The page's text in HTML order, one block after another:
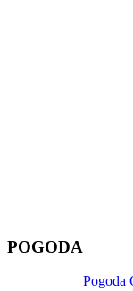
POGODA
Pogoda